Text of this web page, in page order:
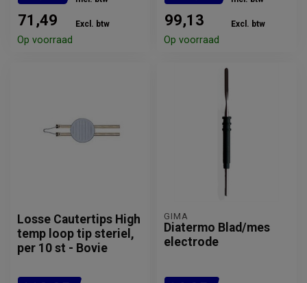
71,49 Excl. btw
Op voorraad
99,13 Excl. btw
Op voorraad
Losse Cautertips High
temp loop tip steriel,
per 10 st - Bovie
GIMA
Diatermo Blad/mes
electrode